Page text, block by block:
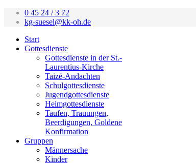
0 45 24 / 3 72
kg-suesel@kk-oh.de
Start
Gottesdienste
Gottesdienste in der St.-
Laurentius-Kirche
Taizé-Andachten
Schulgottesdienste
Jugendgottesdienste
Heimgottesdienste
Taufen, Trauungen,
Beerdigungen, Goldene
Konfirmation
Gruppen
Männersache
Kinder